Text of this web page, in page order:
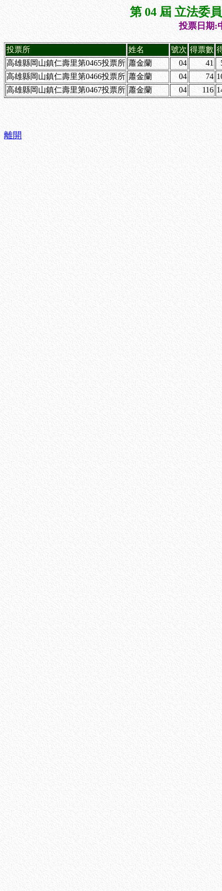
第 04 屆 立法委
投票日期:
投票所 姓名 號次 得票數
高雄縣岡山鎮仁壽里第0465投票所 蕭金蘭 04 41
高雄縣岡山鎮仁壽里第0466投票所 蕭金蘭 04 74
高雄縣岡山鎮仁壽里第0467投票所 蕭金蘭 04 116
離開